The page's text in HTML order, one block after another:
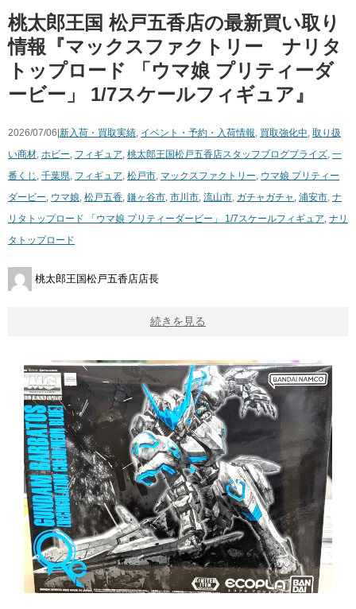
桃太郎王国 松戸五香店の最新買い取り
情報『マックスファクトリー ナリタ
トップロード ​「ウマ娘 ​プリティーダ
ービー」 ​1/7スケールフィギュア』
2026/07/06|新入荷・買取実績 イベント・予約・入荷情報 買取強化中 取り扱
い商材 ホビー フィギュア 桃太郎王国松戸五香店スタッフブログプライズ 一
番くじ 千葉県 フィギュア 松戸市 マックスファクトリー ウマ娘 ​プリティー
ダービー ウマ娘 松戸五香 鎌ヶ谷市 市川市 流山市 ガチャガチャ 浦安市 ナ
リタトップロード ​「ウマ娘 ​プリティーダービー」 ​1/7スケールフィギュア ナリ
タトップロード
桃太郎王国松戸五香店店長
続きを見る